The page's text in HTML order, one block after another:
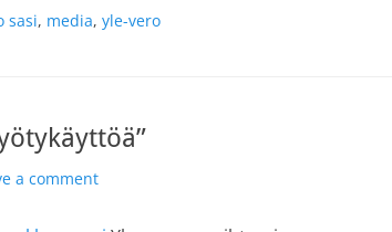
sasi, media, yle-vero
a comment